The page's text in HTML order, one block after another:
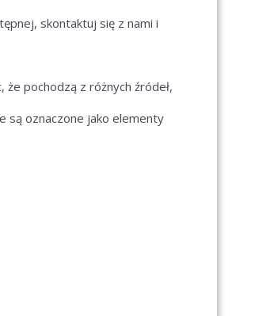
skontaktuj się z nami i
pochodzą z różnych źródeł,
są oznaczone jako elementy